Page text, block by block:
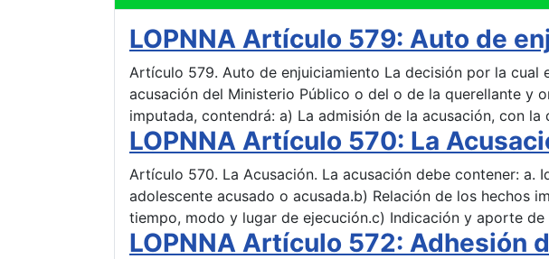
LOPNNA Artículo 579: Auto de
Artículo 579. Auto de enjuiciamiento La decisión por la cual
acusación del Ministerio Público o del o de la querellante y
imputada, contendrá: a) La admisión de la acusación, con
LOPNNA Artículo 570: La
Artículo 570. La Acusación. La acusación debe contener: a.
adolescente acusado o acusada.b) Relación de los hechos
tiempo, modo y lugar de ejecución.c) Indicación y aporte
LOPNNA Artículo 572: Adhesión